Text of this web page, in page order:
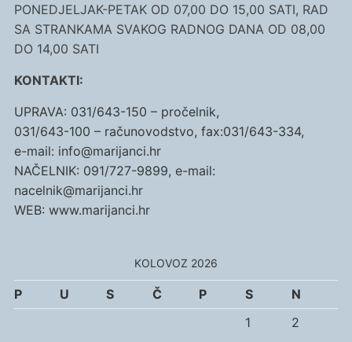
PONEDJELJAK-PETAK OD 07,00 DO 15,00 SATI, RAD
SA STRANKAMA SVAKOG RADNOG DANA OD 08,00
DO 14,00 SATI
KONTAKTI:
UPRAVA: 031/643-150 – pročelnik,
031/643-100 – računovodstvo, fax:031/643-334,
e-mail: info@marijanci.hr
NAČELNIK: 091/727-9899, e-mail:
nacelnik@marijanci.hr
WEB: www.marijanci.hr
KOLOVOZ 2026
P U S Č P S
N
1
2